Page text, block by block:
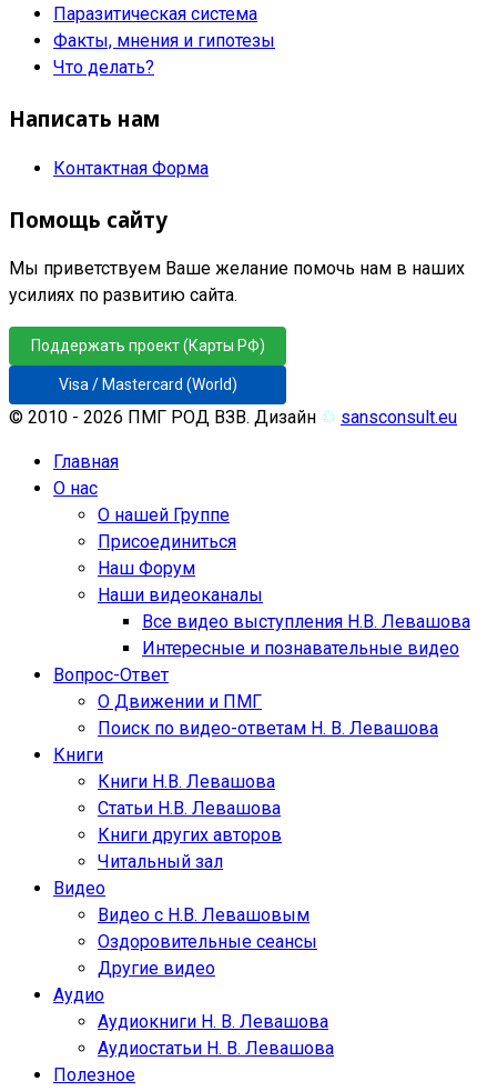
Паразитическая система
Факты, мнения и гипотезы
Что делать?
Написать нам
Контактная Форма
Помощь сайту
Мы приветствуем Ваше желание помочь нам в наших
усилиях по развитию сайта.
Поддержать проект (Карты РФ)
Visa / Mastercard (World)
© 2010 - 2026 ПМГ РОД ВЗВ. Дизайн ♲ sansconsult.eu
Главная
О нас
О нашей Группе
Присоединиться
Наш Форум
Наши видеоканалы
Все видео выступления Н.В. Левашова
Интересные и познавательные видео
Вопрос-Ответ
О Движении и ПМГ
Поиск по видео-ответам Н. В. Левашова
Книги
Книги Н.В. Левашова
Статьи Н.В. Левашова
Книги других авторов
Читальный зал
Видео
Видео с Н.В. Левашовым
Оздоровительные сеансы
Другие видео
Аудио
Аудиокниги Н. В. Левашова
Аудиостатьи Н. В. Левашова
Полезное